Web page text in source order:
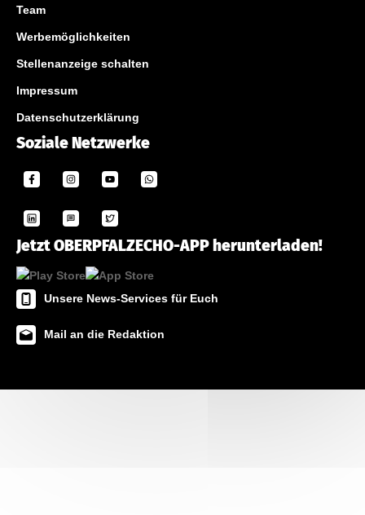
Team
Werbemöglichkeiten
Stellenanzeige schalten
Impressum
Datenschutzerklärung
Soziale Netzwerke
Jetzt OBERPFALZECHO-APP herunterladen!
Unsere News-Services für Euch
Mail an die Redaktion